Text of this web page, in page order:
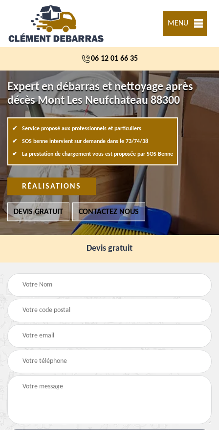
MENU
06 12 01 66 35
Expert en débarras et nettoyage après
décès Mont Les Neufchateau 88300
Service proposé aux professionnels et particuliers
SOS benne intervient sur demande dans le 73/74/38
La prestation de chargement vous est proposée par SOS Benne
RÉALISATIONS
DEVIS GRATUIT CONTACTEZ NOUS
Devis gratuit